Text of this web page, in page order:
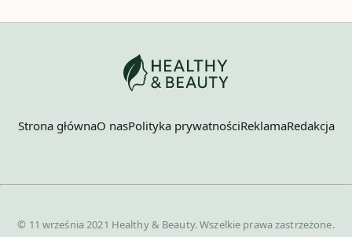
Strona głównaO nasPolityka prywatnościReklamaRedakcja
© 11 września 2021 Healthy & Beauty. Wszelkie prawa zastrzeżone.